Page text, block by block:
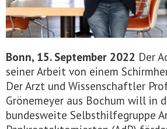
Bonn, 15. September 2022 Der
seiner Arbeit von einem
Der Arzt und Wissenschaftler
Grönemeyer aus Bochum will in
bundesweite Selbsthilfegruppe